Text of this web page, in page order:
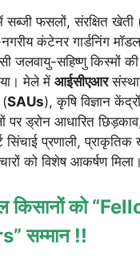
सब्जी फसलों, संरक्षित खेती
नगरीय कंटेनर गार्डनिंग
जलवायु-सहिष्णु किस्मों की
मेले में आईसीएआर
(SAUs), कृषि विज्ञान
पर ड्रोन आधारित
सिंचाई प्रणाली,
को विशेष आकर्षण मिला।
किसानों को
सम्मान !!